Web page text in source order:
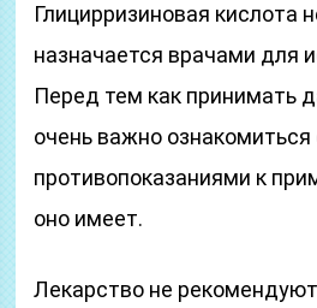
Глицирризиновая кислота
назначается врачами для
Перед тем как принимать
очень важно ознакомиться
противопоказаниями к
оно имеет.
Лекарство не